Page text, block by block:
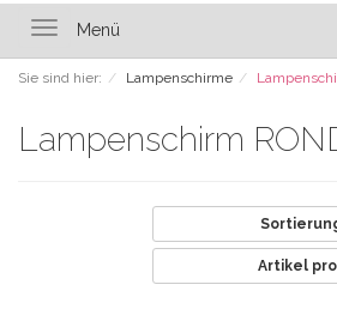
ToggleMenü
Sie sind hier: Lampenschirme
Lampenschirm
Artikel